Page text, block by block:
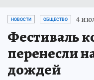
НОВОСТИ ОБЩЕСТВО 4
Фестиваль
перенесли
дождей